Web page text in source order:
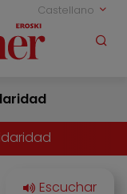
Castellano